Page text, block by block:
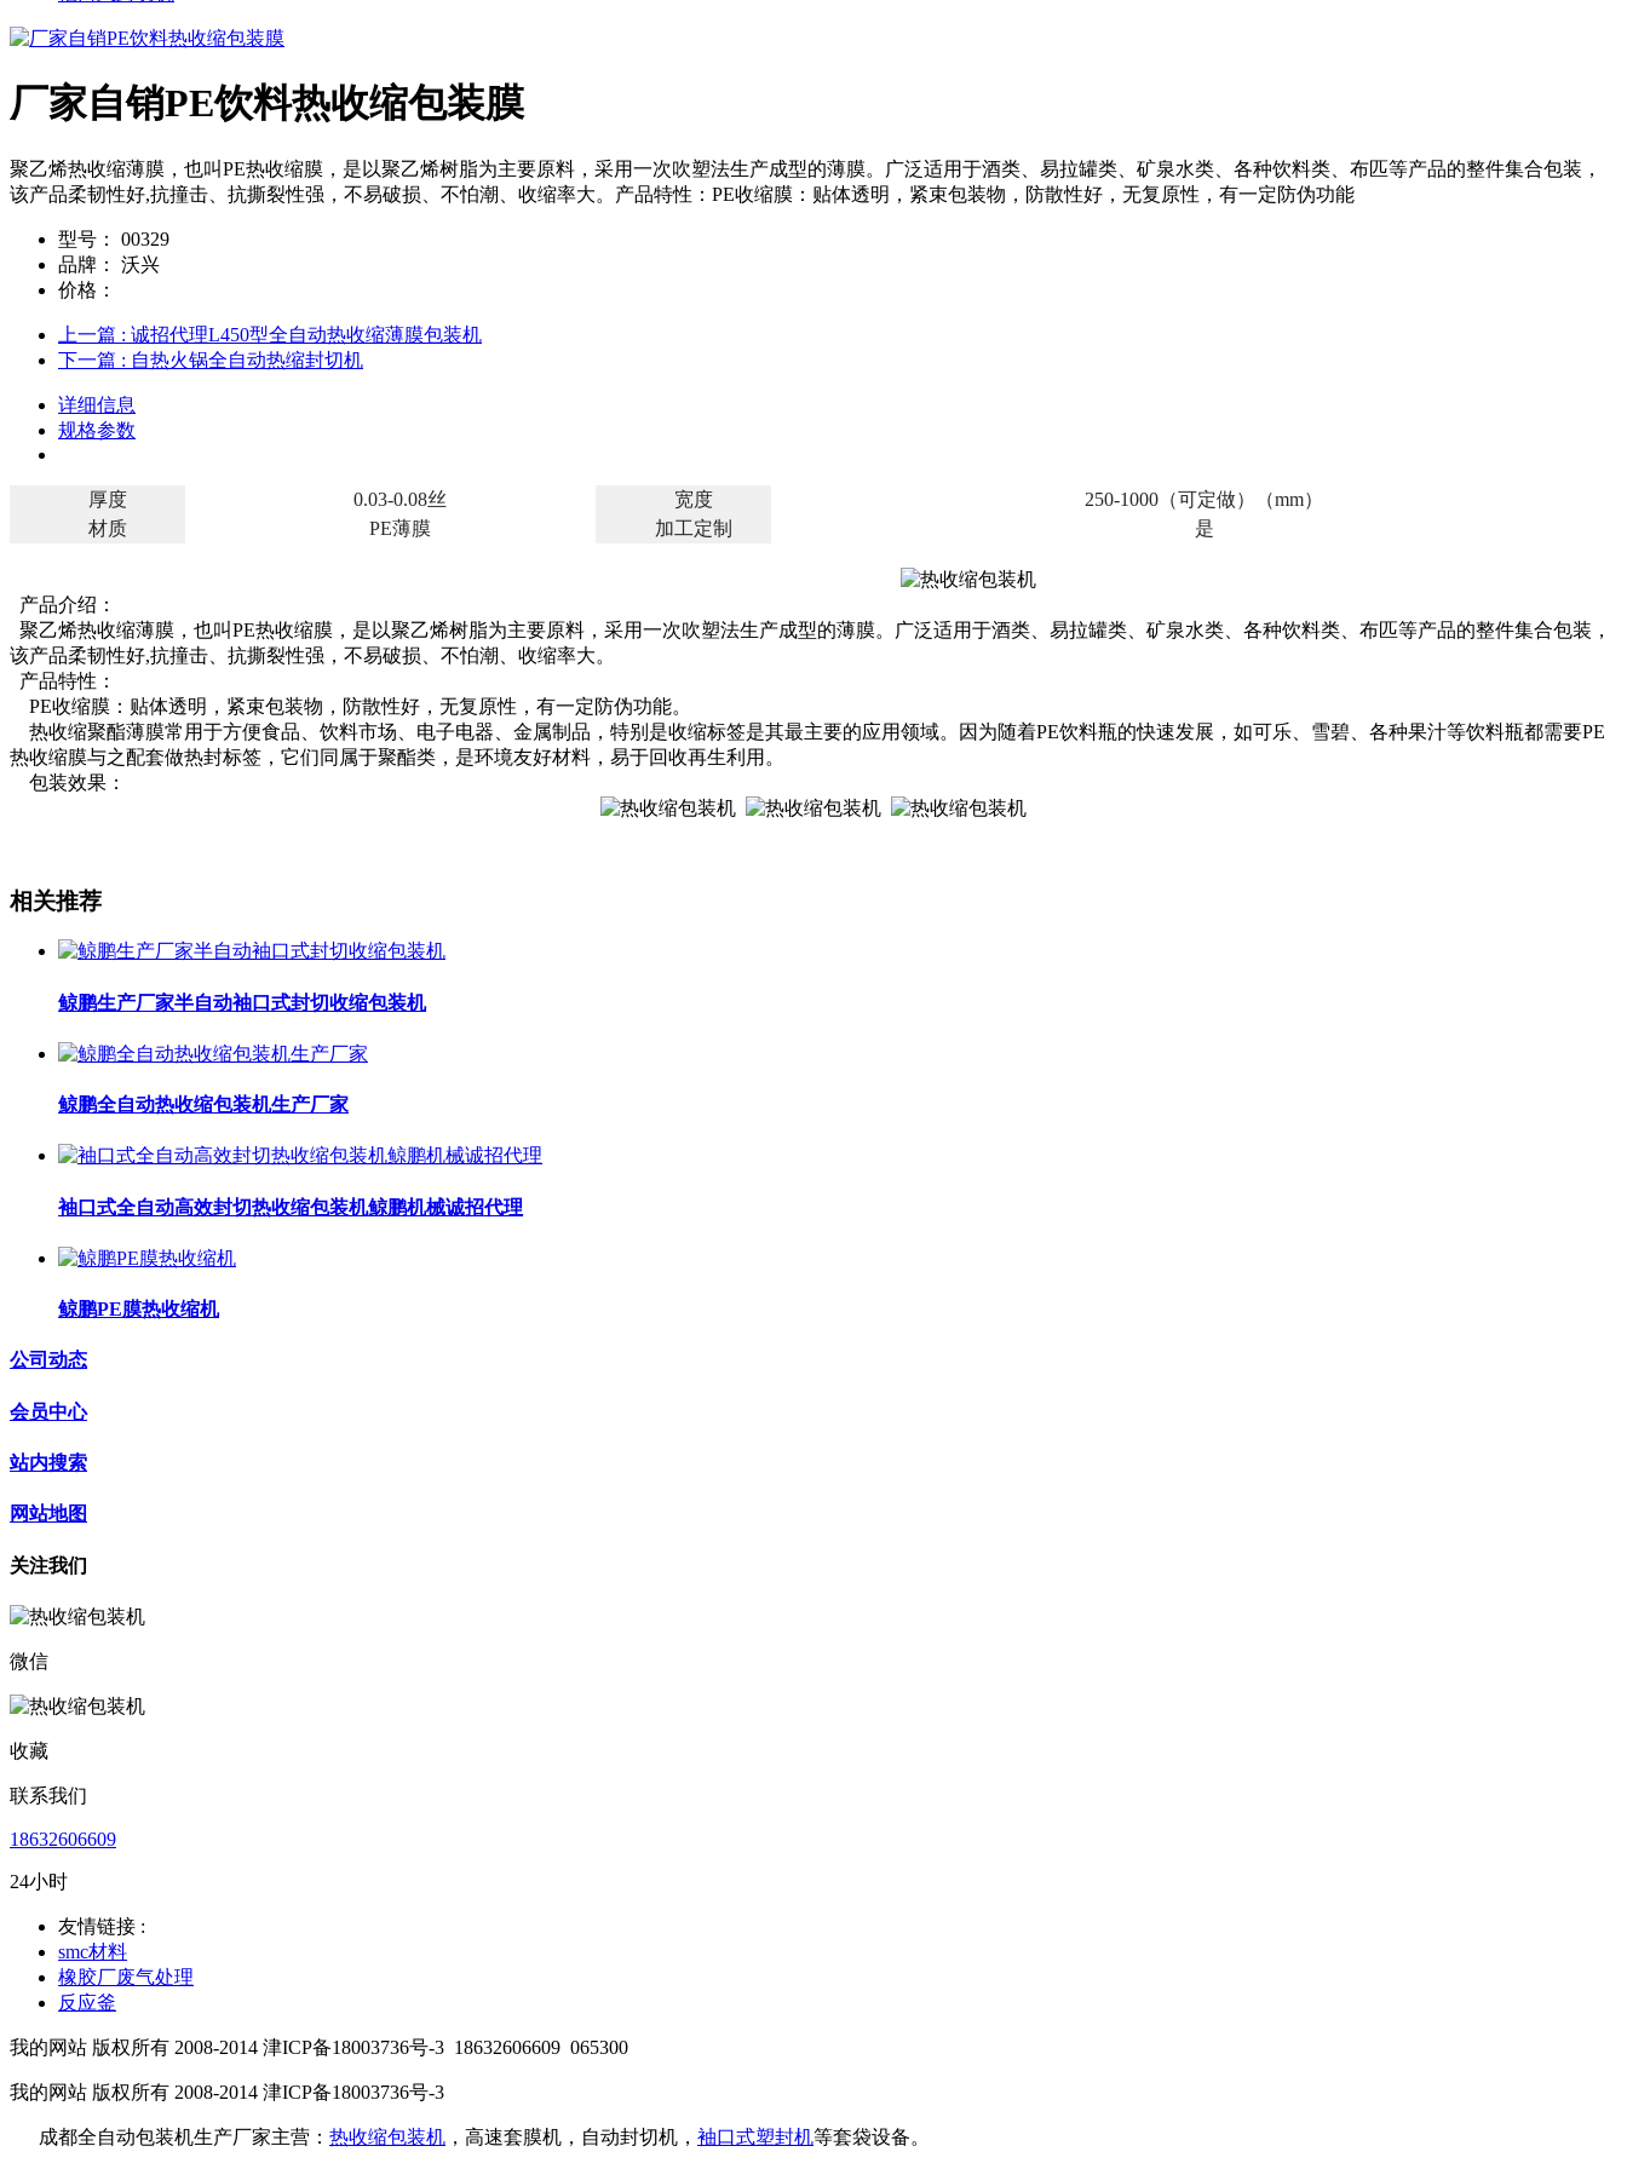
厂家自销PE饮料热收缩包装膜
聚乙烯热收缩薄膜，也叫PE热收缩膜，是以聚乙烯树脂为主要原料，采用一次吹塑法生产成型的薄膜。广泛适用于酒类、易拉罐类、矿泉水类、各种饮料类、布匹等产品的整件集合包装，
该产品柔韧性好,抗撞击、抗撕裂性强，不易破损、不怕潮、收缩率大。产品特性：PE收缩膜：贴体透明，紧束包装物，防散性好，无复原性，有一定防伪功能
型号：
00329
品牌：
沃兴
价格：
上一篇 : 诚招代理L450型全自动热收缩薄膜包装机
下一篇 : 自热火锅全自动热缩封切机
详细信息
规格参数
厚度 0.03-0.08丝 宽度
250-1000（可定做）（mm）
材质
PE薄膜 加工定制 是
产品介绍：
聚乙烯热收缩薄膜，也叫PE热收缩膜，是以聚乙烯树脂为主要原料，采用一次吹塑法生产成型的薄膜。广泛适用于酒类、易拉罐类、矿泉水类、各种饮料类、布匹等产品的整件集合包装，
该产品柔韧性好,抗撞击、抗撕裂性强，不易破损、不怕潮、收缩率大。
产品特性：
PE收缩膜：贴体透明，紧束包装物，防散性好，无复原性，有一定防伪功能。
热收缩聚酯薄膜常用于方便食品、饮料市场、电子电器、金属制品，特别是收缩标签是其最主要的应用领域。因为随着PE饮料瓶的快速发展，如可乐、雪碧、各种果汁等饮料瓶都需要PE
热收缩膜与之配套做热封标签，它们同属于聚酯类，是环境友好材料，易于回收再生利用。
包装效果：
相关推荐
鲸鹏生产厂家半自动袖口式封切收缩包装机
鲸鹏全自动热收缩包装机生产厂家
袖口式全自动高效封切热收缩包装机鲸鹏机械诚招代理
鲸鹏PE膜热收缩机
公司动态
会员中心
站内搜索
网站地图
关注我们
微信
收藏
联系我们
18632606609
24小时
友情链接 :
smc材料
橡胶厂废气处理
反应釜
我的网站 版权所有 2008-2014 津ICP备18003736号-3 18632606609 065300
我的网站 版权所有 2008-2014 津ICP备18003736号-3
成都全自动包装机生产厂家主营： 热收缩包装机 ，高速套膜机，自动封切机， 袖口式塑封机等套袋设备。